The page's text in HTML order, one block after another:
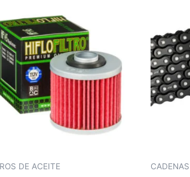
DE ACEITE CADENAS